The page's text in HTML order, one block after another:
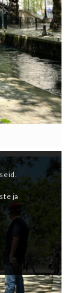
ja